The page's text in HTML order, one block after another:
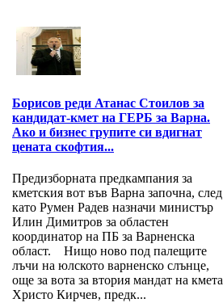
Борисов реди Атанас Стоилов за
кандидат-кмет на ГЕРБ за Варна.
Ако и бизнес групите си вдигнат
цената скофтия...
Предизборната предкампания за
кметския вот във Варна започна, след
като Румен Радев назначи министър
Илин Димитров за областен
координатор на ПБ за Варнeнска
област. Нищо ново под палещите
лъчи на юлското варненско слънце,
още за вота за втория мандат на кмета
Христо Кирчев, предк...